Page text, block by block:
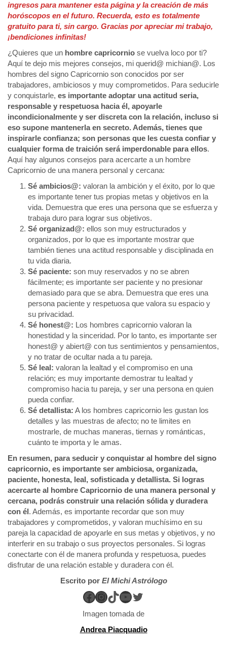
ingresos para mantener esta página y la creación de más
horóscopos en el futuro. Recuerda, esto es totalmente
gratuito para ti, sin cargo. Gracias por apreciar mi trabajo,
¡bendiciones infinitas!
¿Quieres que un hombre capricornio se vuelva loco por ti?
Aquí te dejo mis mejores consejos, mi querid@ michian@. Los
hombres del signo Capricornio son conocidos por ser
trabajadores, ambiciosos y muy comprometidos. Para seducirle
y conquistarle, es importante adoptar una actitud seria,
responsable y respetuosa hacia él, apoyarle
incondicionalmente y ser discreta con la relación, incluso si
eso supone mantenerla en secreto. Además, tienes que
inspirarle confianza; son personas que les cuesta confiar y
cualquier forma de traición será imperdonable para ellos.
Aquí hay algunos consejos para acercarte a un hombre
Capricornio de una manera personal y cercana:
Sé ambicios@: valoran la ambición y el éxito, por lo que
es importante tener tus propias metas y objetivos en la
vida. Demuestra que eres una persona que se esfuerza y
trabaja duro para lograr sus objetivos.
Sé organizad@: ellos son muy estructurados y
organizados, por lo que es importante mostrar que
también tienes una actitud responsable y disciplinada en
tu vida diaria.
Sé paciente: son muy reservados y no se abren
fácilmente; es importante ser paciente y no presionar
demasiado para que se abra. Demuestra que eres una
persona paciente y respetuosa que valora su espacio y
su privacidad.
Sé honest@: Los hombres capricornio valoran la
honestidad y la sinceridad. Por lo tanto, es importante ser
honest@ y abiert@ con tus sentimientos y pensamientos,
y no tratar de ocultar nada a tu pareja.
Sé leal: valoran la lealtad y el compromiso en una
relación; es muy importante demostrar tu lealtad y
compromiso hacia tu pareja, y ser una persona en quien
pueda confiar.
Sé detallista: A los hombres capricornio les gustan los
detalles y las muestras de afecto; no te limites en
mostrarle, de muchas maneras, tiernas y románticas,
cuánto te importa y le amas.
En resumen, para seducir y conquistar al hombre del signo
capricornio, es importante ser ambiciosa, organizada,
paciente, honesta, leal, sofisticada y detallista. Si logras
acercarte al hombre Capricornio de una manera personal y
cercana, podrás construir una relación sólida y duradera
con él. Además, es importante recordar que son muy
trabajadores y comprometidos, y valoran muchísimo en su
pareja la capacidad de apoyarle en sus metas y objetivos, y no
interferir en su trabajo o sus proyectos personales. Si logras
conectarte con él de manera profunda y respetuosa, puedes
disfrutar de una relación estable y duradera con él.
Escrito por El Michi Astrólogo
Facebook
Instagram
TikTok
YouTube
Twitter
Imagen tomada de
Andrea Piacquadio